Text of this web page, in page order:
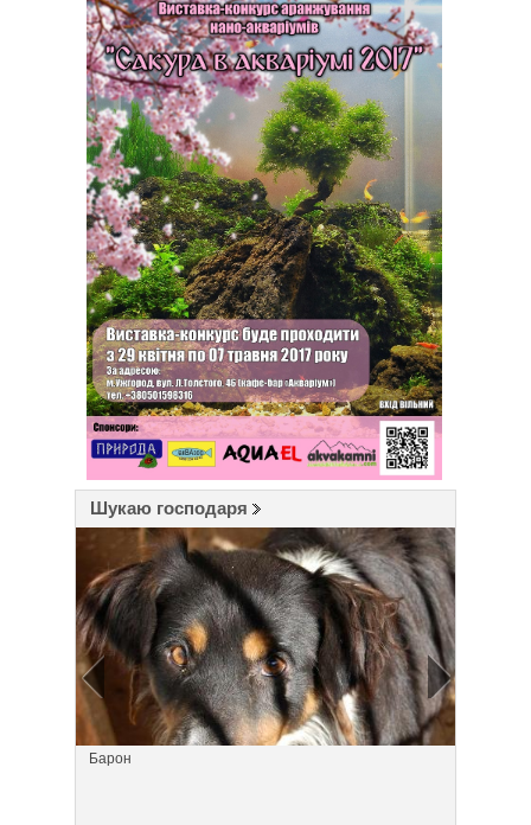
Шукаю господаря
Барон